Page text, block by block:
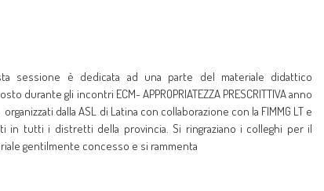
sessione è dedicata ad una parte del materiale didattico
durante gli incontri ECM- APPROPRIATEZZA PRESCRITTIVA anno
organizzati dalla ASL di Latina con collaborazione con la FIMMG LT e
in tutti i distretti della provincia. Si ringraziano i colleghi per il
gentilmente concesso e si rammenta